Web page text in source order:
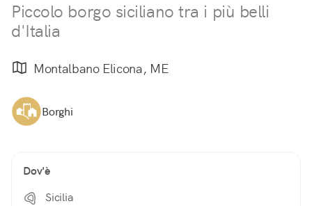
Piccolo borgo siciliano tra i più belli
d'Italia
Montalbano Elicona, ME
Borghi
Dov'è
Sicilia